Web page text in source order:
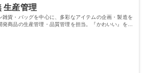
生産管理
雑貨・バッグを中心に、多彩なアイテムの企画・製造を
商品の生産管理・品質管理を担当。『かわいい』を届
。